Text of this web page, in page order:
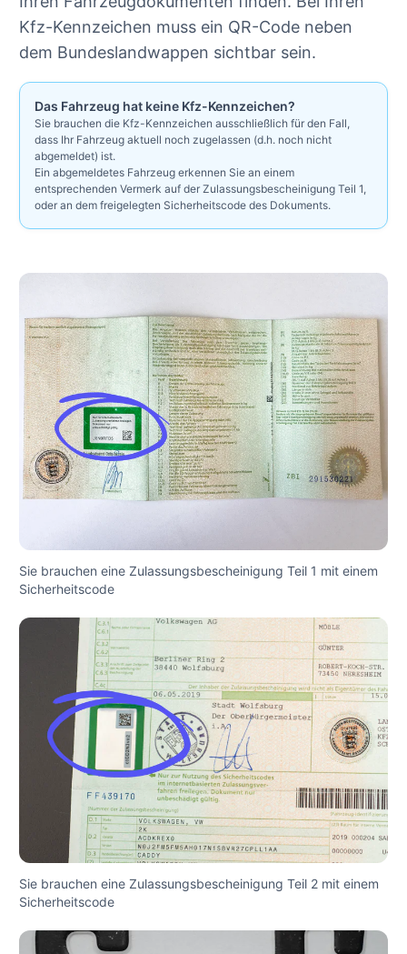
Kfz-Kennzeichen muss ein QR-Code neben
dem Bundeslandwappen sichtbar sein.
Das Fahrzeug hat keine Kfz-Kennzeichen?
Sie brauchen die Kfz-Kennzeichen ausschließlich für den Fall,
dass Ihr Fahrzeug aktuell noch zugelassen (d.h. noch nicht
abgemeldet) ist.
Ein abgemeldetes Fahrzeug erkennen Sie an einem
entsprechenden Vermerk auf der Zulassungsbescheinigung Teil 1,
oder an dem freigelegten Sicherheitscode des Dokuments.
Sie brauchen eine Zulassungsbescheinigung Teil 1 mit einem
Sicherheitscode
Sie brauchen eine Zulassungsbescheinigung Teil 2 mit einem
Sicherheitscode